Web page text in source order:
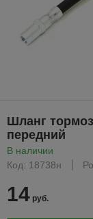
Шланг
передний
В наличии
Код: 18738н
14 руб.